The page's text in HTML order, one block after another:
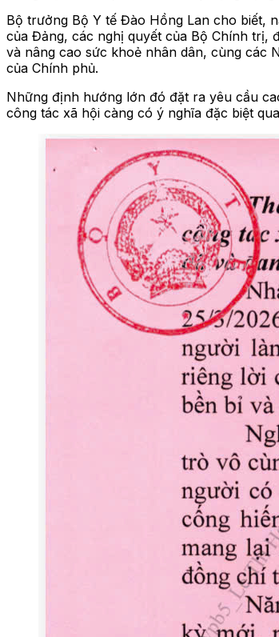
Bộ trưởng Bộ Y tế Đào Hồng Lan cho biết,
của Đảng, các nghị quyết của Bộ Chính trị,
và nâng cao sức khoẻ nhân dân, cùng các
của Chính phủ.
Những định hướng lớn đó đặt ra yêu cầu
công tác xã hội càng có ý nghĩa đặc biệt